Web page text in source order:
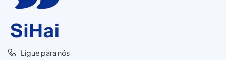
Ligue para nós